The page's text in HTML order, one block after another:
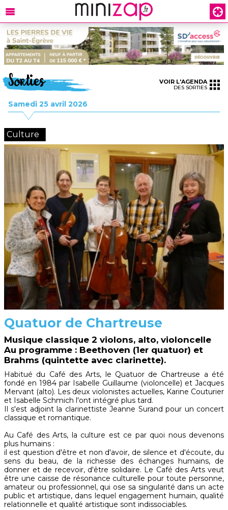
Sorties
Samedi 25 avril 2026
VOIR L'AGENDA
DES SORTIES
Culture
Quatuor de Chartreuse
Musique classique 2 violons, alto, violoncelle
Au programme : Beethoven (1er quatuor) et
Brahms (quintette avec clarinette).
Habitué du Café des Arts, le Quatuor de Chartreuse a été
fondé en 1984 par Isabelle Guillaume (violoncelle) et Jacques
Mervant (alto). Les deux violonistes actuelles, Karine Couturier
et Isabelle Schmich l'ont intégré plus tard.
Il s'est adjoint la clarinettiste Jeanne Surand pour un concert
classique et romantique.
Au Café des Arts, la culture est ce par quoi nous devenons
plus humains :
il est question d'être et non d'avoir, de silence et d'écoute, du
sens du beau, de la richesse des échanges humains, de
donner et de recevoir, d'être solidaire. Le Café des Arts veut
être une caisse de résonance culturelle pour toute personne,
amateur ou professionnel, qui ose sa singularité dans un acte
public et artistique, dans lequel engagement humain, qualité
relationnelle et qualité artistique sont indissociables.